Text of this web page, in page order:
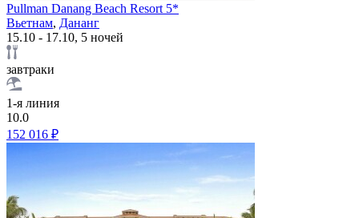
Pullman Danang Beach Resort 5*
Вьетнам, Дананг
15.10 - 17.10, 5 ночей
завтраки
1-я линия
10.0
152 016 ₽